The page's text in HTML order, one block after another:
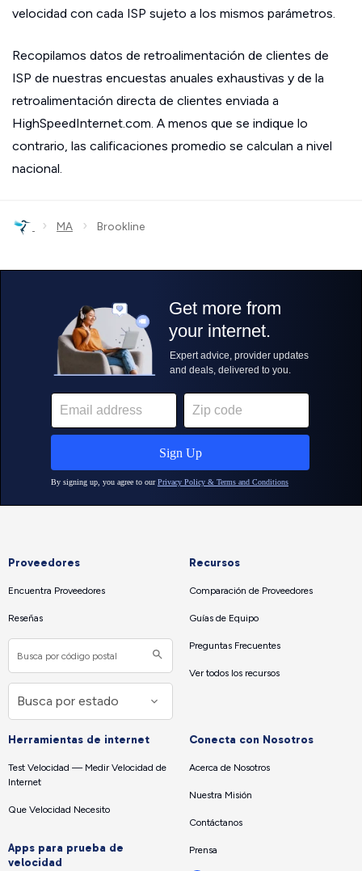
velocidad con cada ISP sujeto a los mismos parámetros.
Recopilamos datos de retroalimentación de clientes de
ISP de nuestras encuestas anuales exhaustivas y de la
retroalimentación directa de clientes enviada a
HighSpeedInternet.com. A menos que se indique lo
contrario, las calificaciones promedio se calculan a nivel
nacional.
› MA › Brookline
Proveedores
Encuentra Proveedores
Reseñas
Recursos
Comparación de Proveedores
Guías de Equipo
Preguntas Frecuentes
Ver todos los recursos
Herramientas de internet
Test Velocidad — Medir Velocidad de
Internet
Que Velocidad Necesito
Apps para prueba de
velocidad
Conecta con Nosotros
Acerca de Nosotros
Nuestra Misión
Contáctanos
Prensa